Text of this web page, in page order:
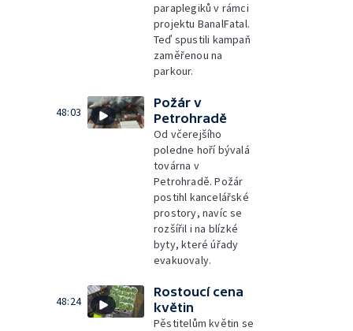
paraplegiků v rámci
projektu BanalFatal.
Teď spustili kampaň
zaměřenou na
parkour.
48:03
Požár v
Petrohradě
Od včerejšího
poledne hoří bývalá
továrna v
Petrohradě. Požár
postihl kancelářské
prostory, navíc se
rozšířil i na blízké
byty, které úřady
evakuovaly.
48:24
Rostoucí cena
květin
Pěstitelům květin se